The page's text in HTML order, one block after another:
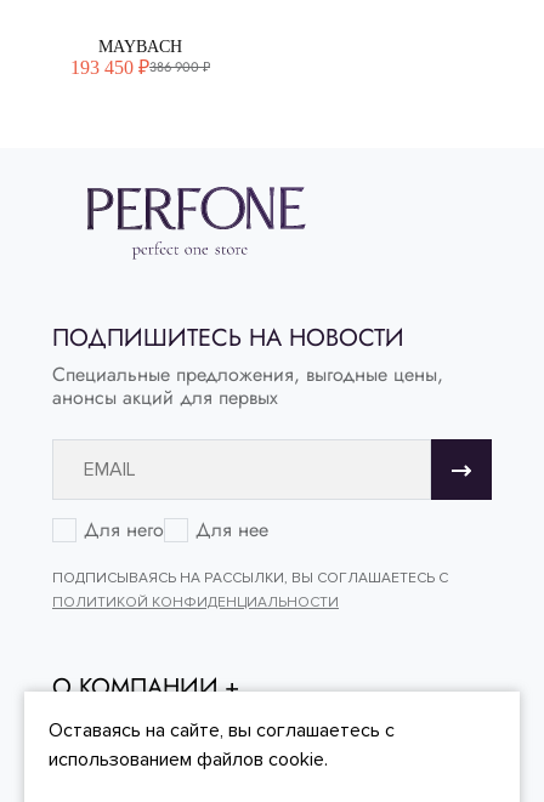
MAYBACH
193 450 ₽386 900 ₽
ПОДПИШИТЕСЬ НА НОВОСТИ
Специальные предложения, выгодные цены,
анонсы акций для первых
Для него Для нее
ПОДПИСЫВАЯСЬ НА РАССЫЛКИ, ВЫ СОГЛАШАЕТЕСЬ С
ПОЛИТИКОЙ КОНФИДЕНЦИАЛЬНОСТИ
О КОМПАНИИ
ОНЛАЙН - ПОКУПКИ
КЛИЕНТСКИЙ СЕРВИС
Оставаясь на сайте, вы соглашаетесь с
использованием файлов cookie.